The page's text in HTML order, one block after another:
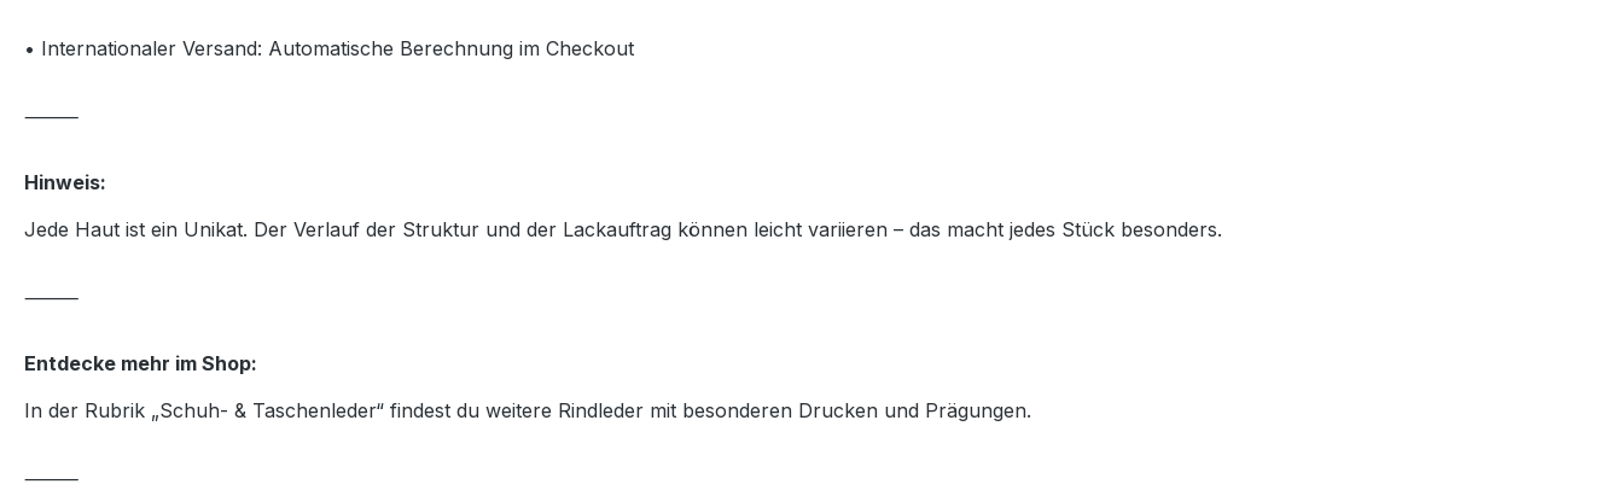
• Internationaler Versand: Automatische Berechnung im Checkout
⸻
Hinweis:
Jede Haut ist ein Unikat. Der Verlauf der Struktur und der Lackauftrag können leicht variieren – das macht jedes Stück besonders.
⸻
Entdecke mehr im Shop:
In der Rubrik „Schuh- & Taschenleder“ findest du weitere Rindleder mit besonderen Drucken und Prägungen.
⸻